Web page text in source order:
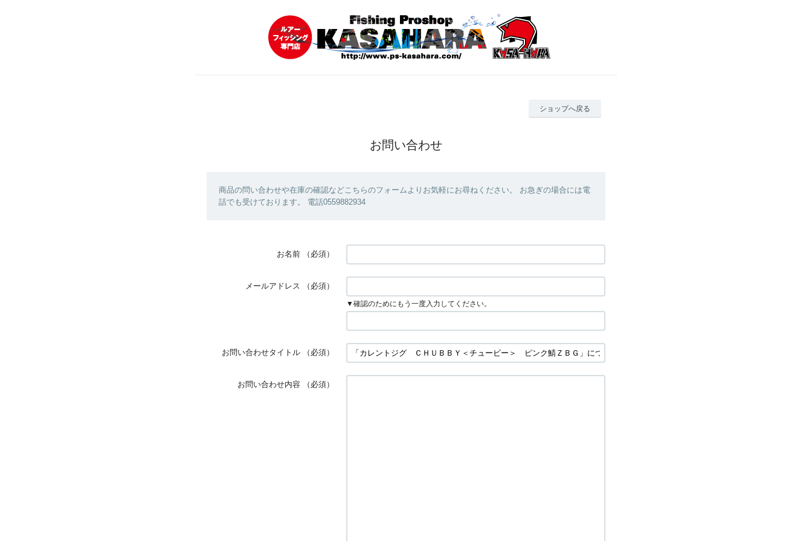
ショップへ戻る
お問い合わせ
商品の問い合わせや在庫の確認などこちらのフォームよりお気軽にお尋ねください。 お急ぎの場合には電
話でも受けております。 電話0559882934
お名前 （必須）
メールアドレス （必須）
▼確認のためにもう一度入力してください。
お問い合わせタイトル （必須）
お問い合わせ内容 （必須）